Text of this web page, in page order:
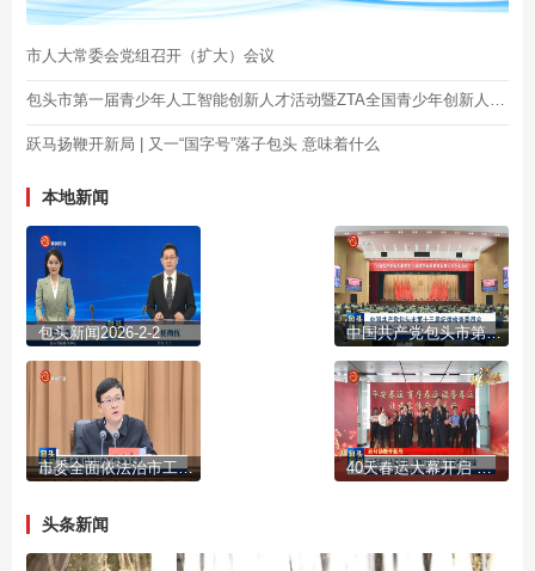
市人大常委会党组召开（扩大）会议
跃马扬鞭开新局 | 又一“国字号”落子包头 意味着什么
本地新闻
包头新闻2026-2-2 中国共产党包头市第十三届纪律检查委员会第六次全体会议公报
市委全面依法治市工作会议召开 40天春运大幕开启 多部门齐发力 护航平安旅途
头条新闻